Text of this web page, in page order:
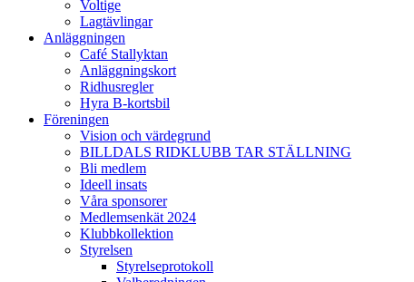
Voltige
Lagtävlingar
Anläggningen
Café Stallyktan
Anläggningskort
Ridhusregler
Hyra B-kortsbil
Föreningen
Vision och värdegrund
BILLDALS RIDKLUBB TAR STÄLLNING
Bli medlem
Ideell insats
Våra sponsorer
Medlemsenkät 2024
Klubbkollektion
Styrelsen
Styrelseprotokoll